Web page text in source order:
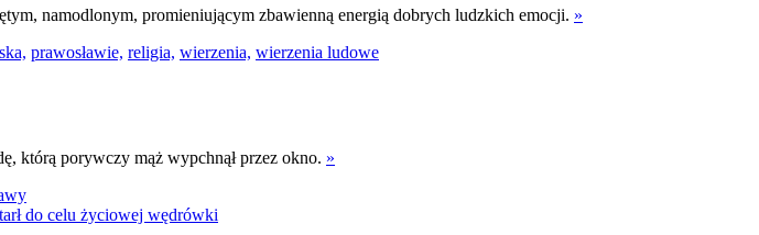
namodlonym, promieniującym zbawienną energią dobrych ludzkich emocji. »
prawosławie, religia, wierzenia, wierzenia ludowe
którą porywczy mąż wypchnął przez okno. »